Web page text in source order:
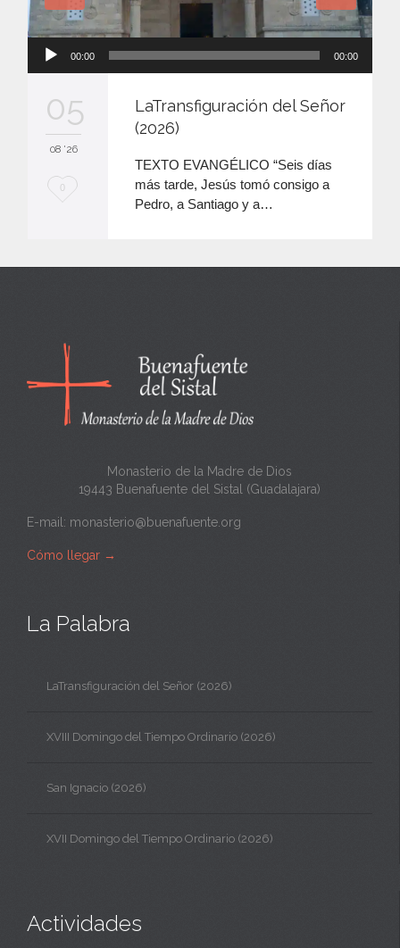
00:00 00:00
05
08 '26
M
n
a
0
LaTransfiguración del Señor
(2026)
TEXTO EVANGÉLICO “Seis días
más tarde, Jesús tomó consigo a
Pedro, a Santiago y a…
Monasterio de la Madre de Dios
19443 Buenafuente del Sistal (Guadalajara)
E-mail: monasterio@buenafuente.org
Cómo llegar →
La Palabra
LaTransfiguración del Señor (2026)
XVIII Domingo del Tiempo Ordinario (2026)
San Ignacio (2026)
XVII Domingo del Tiempo Ordinario (2026)
Actividades